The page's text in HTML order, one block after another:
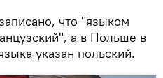
что "языком
а в Польше в
указан польский.